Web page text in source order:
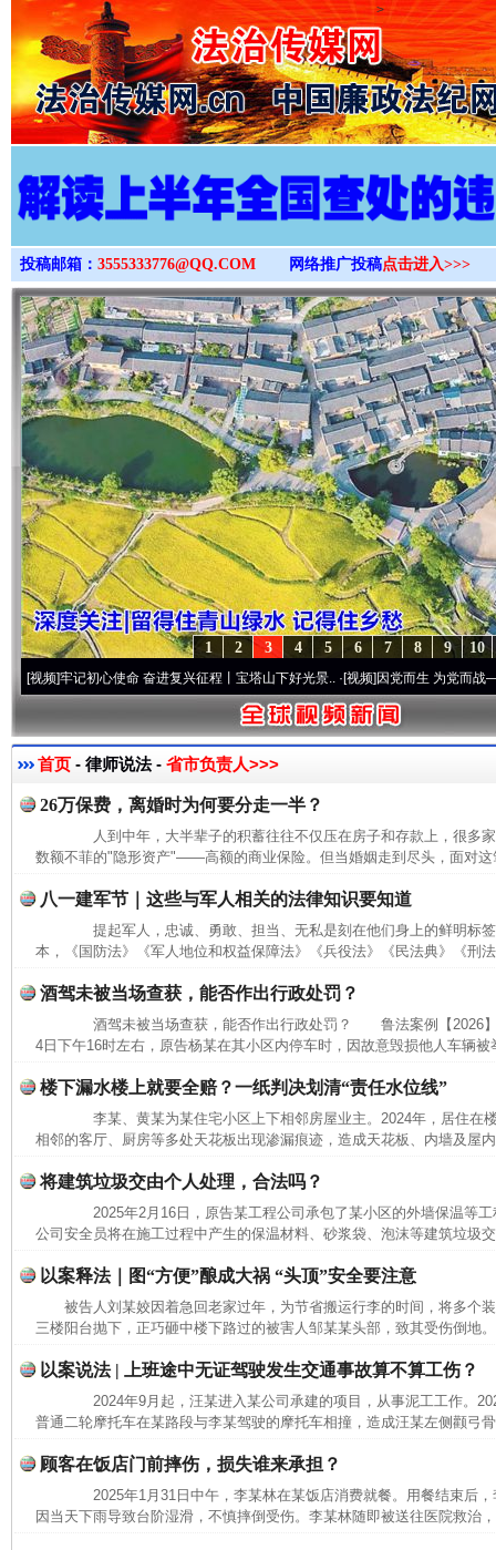
>
投稿邮箱： 3555333776@QQ.COM 网络推广投稿点击进入>>>
10
9
8
7
6
5
4
3
2
1
牢记初心使命 奋进复兴征程丨宝塔山下好光景..·[视频]因党而生 为党而战——百年
首页 - 律师说法 - 省市负责人>>>
26万保费，离婚时为何要分走一半？
人到中年，大半辈子的积蓄往往不仅压在房子和存款上，很多
数额不菲的"隐形资产"——高额的商业保险。但当婚姻走到尽头，面对这
八一建军节｜这些与军人相关的法律知识要知道
提起军人，忠诚、勇敢、担当、无私是刻在他们身上的鲜明标
本，《国防法》《军人地位和权益保障法》《兵役法》《民法典》《刑
酒驾未被当场查获，能否作出行政处罚？
酒驾未被当场查获，能否作出行政处罚？ 鲁法案例【
4日下午16时左右，原告杨某在其小区内停车时，因故意毁损他人车辆
楼下漏水楼上就要全赔？一纸判决划清“责任水位线”
李某、黄某为某住宅小区上下相邻房屋业主。2024年，居住在
相邻的客厅、厨房等多处天花板出现渗漏痕迹，造成天花板、内墙及屋
将建筑垃圾交由个人处理，合法吗？
2025年2月16日，原告某工程公司承包了某小区的外墙保温等工
公司安全员将在施工过程中产生的保温材料、砂浆袋、泡沫等建筑垃圾
以案释法｜图“方便”酿成大祸 “头顶”安全要注意
被告人刘某姣因着急回老家过年，为节省搬运行李的时间，将多个
三楼阳台抛下，正巧砸中楼下路过的被害人邹某某头部，致其受伤倒地
以案说法 | 上班途中无证驾驶发生交通事故算不算工伤？
2024年9月起，汪某进入某公司承建的项目，从事泥工工作。
普通二轮摩托车在某路段与李某驾驶的摩托车相撞，造成汪某左侧颧弓
顾客在饭店门前摔伤，损失谁来承担？
2025年1月31日中午，李某林在某饭店消费就餐。用餐结束后，
因当天下雨导致台阶湿滑，不慎摔倒受伤。李某林随即被送往医院救治
网上购药对药下症？